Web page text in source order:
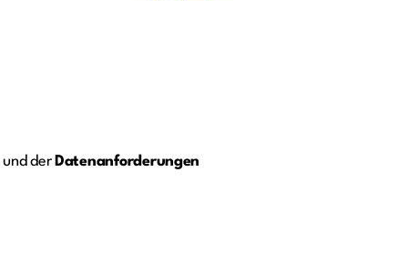
und der Datenanforderungen